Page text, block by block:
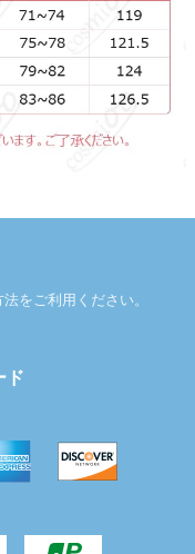
をご利用ください。
ド